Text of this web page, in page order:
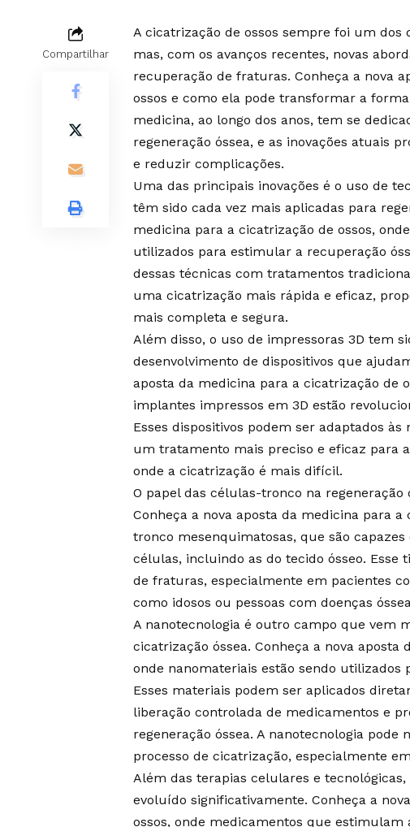
Compartilhar
A cicatrização de ossos sempre foi um
mas, com os avanços recentes, novas
recuperação de fraturas. Conheça a nova
ossos e como ela pode transformar a
medicina, ao longo dos anos, tem se
regeneração óssea, e as inovações atuais
e reduzir complicações.
Uma das principais inovações é o uso de
têm sido cada vez mais aplicadas para
medicina para a cicatrização de ossos,
utilizados para estimular a recuperação
dessas técnicas com tratamentos
uma cicatrização mais rápida e eficaz,
mais completa e segura.
Além disso, o uso de impressoras 3D tem
desenvolvimento de dispositivos que
aposta da medicina para a cicatrização de
implantes impressos em 3D estão
Esses dispositivos podem ser adaptados
um tratamento mais preciso e eficaz para
onde a cicatrização é mais difícil.
O papel das células-tronco na
Conheça a nova aposta da medicina para
tronco mesenquimatosas, que são
células, incluindo as do tecido ósseo.
de fraturas, especialmente em pacientes
como idosos ou pessoas com doenças
A nanotecnologia é outro campo que vem
cicatrização óssea. Conheça a nova
onde nanomateriais estão sendo
Esses materiais podem ser aplicados
liberação controlada de medicamentos e
regeneração óssea. A nanotecnologia
processo de cicatrização, especialmente
Além das terapias celulares e
evoluído significativamente. Conheça a
ossos, onde medicamentos que estimulam